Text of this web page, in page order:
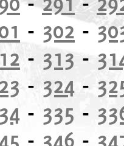
- 302 -
- 313 -
- 324 -
- 335 -
- 346 -